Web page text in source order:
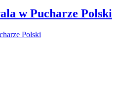
w Pucharze Polski